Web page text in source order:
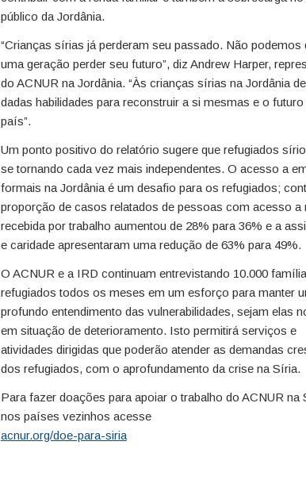
público da Jordânia.
“Crianças sírias já perderam seu passado. Não podemos
uma geração perder seu futuro”, diz Andrew Harper,
do ACNUR na Jordânia. “Às crianças sírias na Jordânia
dadas habilidades para reconstruir a si mesmas e o
país”.
Um ponto positivo do relatório sugere que refugiados
se tornando cada vez mais independentes. O acesso a
formais na Jordânia é um desafio para os refugiados;
proporção de casos relatados de pessoas com acesso a
recebida por trabalho aumentou de 28% para 36% e a
e caridade apresentaram uma redução de 63% para 49%.
O ACNUR e a IRD continuam entrevistando 10.000
refugiados todos os meses em um esforço para manter
profundo entendimento das vulnerabilidades, sejam elas
em situação de deterioramento. Isto permitirá serviços e
atividades dirigidas que poderão atender as demandas
dos refugiados, com o aprofundamento da crise na Síria.
Para fazer doações para apoiar o trabalho do ACNUR na
nos países vezinhos acesse
acnur.org/doe-para-siria